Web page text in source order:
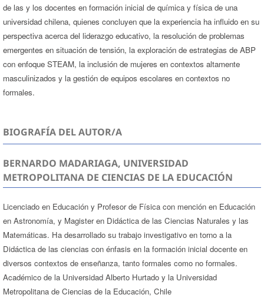
de las y los docentes en formación inicial de química y física de una
universidad chilena, quienes concluyen que la experiencia ha influido en su
perspectiva acerca del liderazgo educativo, la resolución de problemas
emergentes en situación de tensión, la exploración de estrategias de ABP
con enfoque STEAM, la inclusión de mujeres en contextos altamente
masculinizados y la gestión de equipos escolares en contextos no
formales.
BIOGRAFÍA DEL AUTOR/A
BERNARDO MADARIAGA, UNIVERSIDAD
METROPOLITANA DE CIENCIAS DE LA EDUCACIÓN
Licenciado en Educación y Profesor de Física con mención en Educación
en Astronomía, y Magister en Didáctica de las Ciencias Naturales y las
Matemáticas. Ha desarrollado su trabajo investigativo en torno a la
Didáctica de las ciencias con énfasis en la formación inicial docente en
diversos contextos de enseñanza, tanto formales como no formales.
Académico de la Universidad Alberto Hurtado y la Universidad
Metropolitana de Ciencias de la Educación, Chile